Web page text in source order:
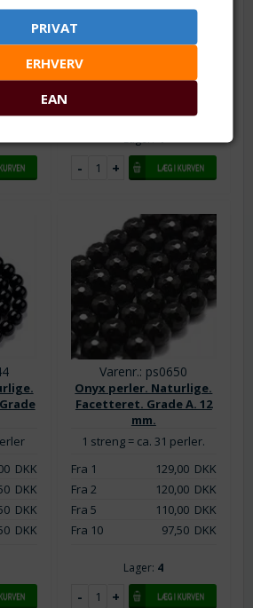
DKK
DKK
1 streng = ca. 62 perler
DKK
Fra 2
Fra 5
32,50DKK
Lager:4
DKK
DKK
DKK
DKK
Varenr.: ps0650
Onyx perler. Naturlige.
Facetteret. Grade A. 12
mm.
1 streng = ca. 31 perler.
Fra 1
129,00DKK
Fra 2
120,00DKK
Fra 5
110,00DKK
Fra 10
97,50DKK
Lager: 4
PRIVAT
ERHVERV
EAN